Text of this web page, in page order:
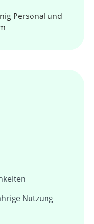
Personal und
Nutzung